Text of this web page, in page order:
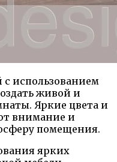
использованием
живой и
Яркие цвета и
внимание и
помещения.
ярких